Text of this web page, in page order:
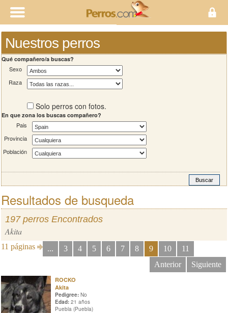
Nuestros perros
Qué compañero/a buscas?
Sexo
Raza
Solo perros con fotos.
En que zona los buscas compañero?
Pais
Provincia
Población
Resultados de busqueda
197 perros Encontrados
Akita
11 páginas ... 3 4 5 6 7 8 9 10
11
Anterior
Siguiente
ROCKO
Akita
Pedigree: No
Edad: 21 años
Puebla (Puebla)